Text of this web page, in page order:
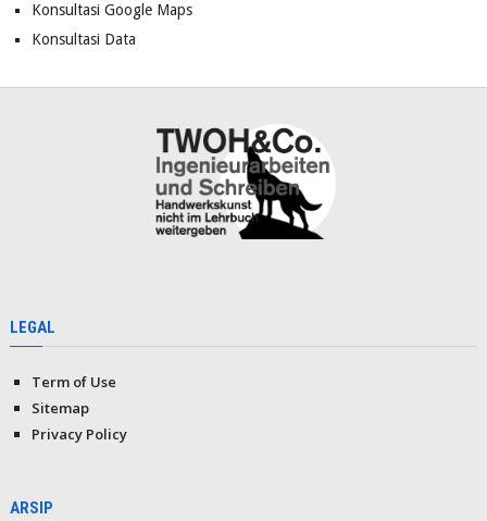
Konsultasi Google Maps
Konsultasi Data
LEGAL
Term of Use
Sitemap
Privacy Policy
ARSIP